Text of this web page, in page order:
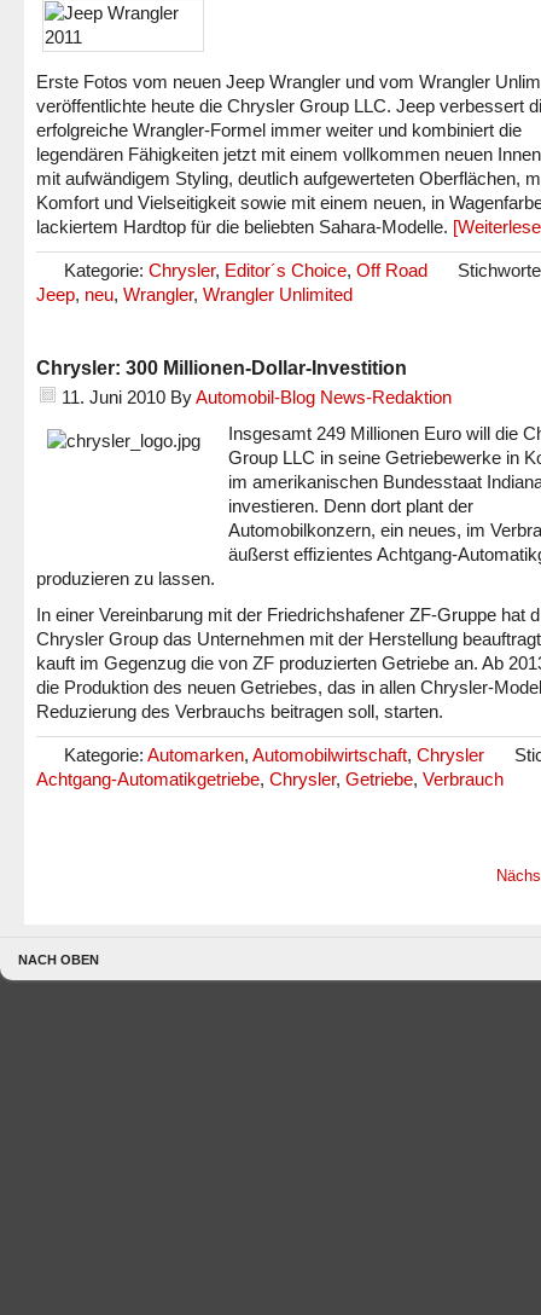
Erste Fotos vom neuen Jeep Wrangler und vom Wrangler
veröffentlichte heute die Chrysler Group LLC. Jeep verbessert
erfolgreiche Wrangler-Formel immer weiter und kombiniert die
legendären Fähigkeiten jetzt mit einem vollkommen neuen
mit aufwändigem Styling, deutlich aufgewerteten Oberflächen,
Komfort und Vielseitigkeit sowie mit einem neuen, in
lackiertem Hardtop für die beliebten Sahara-Modelle.
Kategorie: Chrysler, Editor´s Choice, Off Road
Jeep, neu, Wrangler, Wrangler Unlimited
Chrysler: 300 Millionen-Dollar-Investition
11. Juni 2010 ByAutomobil-Blog News-Redaktion
Insgesamt 249 Millionen Euro will die
Group LLC in seine Getriebewerke in
im amerikanischen Bundesstaat
investieren. Denn dort plant der
Automobilkonzern, ein neues, im
äußerst effizientes Achtgang-
produzieren zu lassen.
In einer Vereinbarung mit der Friedrichshafener ZF-Gruppe hat
Chrysler Group das Unternehmen mit der Herstellung
kauft im Gegenzug die von ZF produzierten Getriebe an. Ab
die Produktion des neuen Getriebes, das in allen Chrysler-
Reduzierung des Verbrauchs beitragen soll, starten.
Kategorie: Automarken, Automobilwirtschaft, Chrysler
Achtgang-Automatikgetriebe, Chrysler, Getriebe, Verbrauch
NACH OBEN